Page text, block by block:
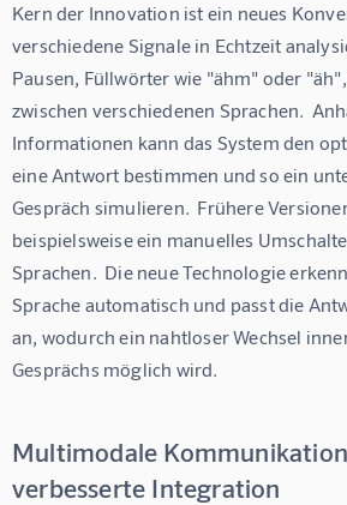
Kern der Innovation ist ein neues
verschiedene Signale in Echtzeit
Pausen, Füllwörter wie "ähm" oder
zwischen verschiedenen Sprachen.
Informationen kann das System den
eine Antwort bestimmen und so ein
Gespräch simulieren.  Frühere
beispielsweise ein manuelles
Sprachen.  Die neue Technologie
Sprache automatisch und passt die
an, wodurch ein nahtloser Wechsel
Gesprächs möglich wird.
Multimodale
verbesserte Integration